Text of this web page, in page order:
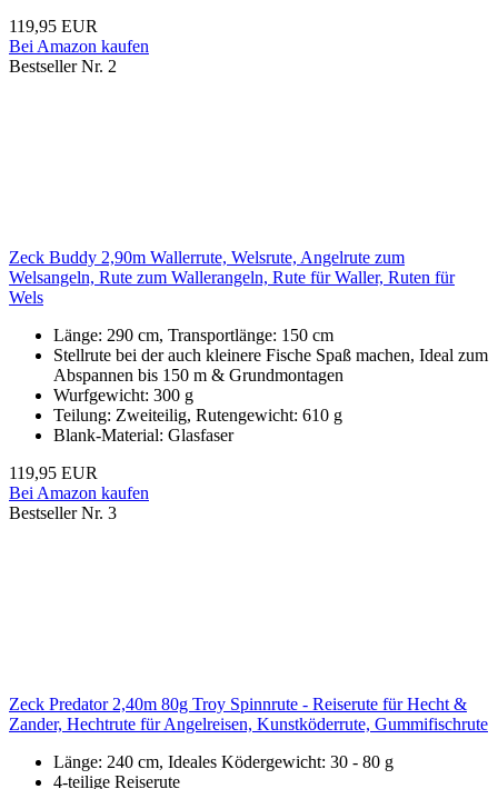
119,95 EUR
Bei Amazon kaufen
Bestseller Nr. 2
Zeck Buddy 2,90m Wallerrute, Welsrute, Angelrute zum
Welsangeln, Rute zum Wallerangeln, Rute für Waller, Ruten für
Wels
Länge: 290 cm, Transportlänge: 150 cm
Stellrute bei der auch kleinere Fische Spaß machen, Ideal zum
Abspannen bis 150 m & Grundmontagen
Wurfgewicht: 300 g
Teilung: Zweiteilig, Rutengewicht: 610 g
Blank-Material: Glasfaser
119,95 EUR
Bei Amazon kaufen
Bestseller Nr. 3
Zeck Predator 2,40m 80g Troy Spinnrute - Reiserute für Hecht &
Zander, Hechtrute für Angelreisen, Kunstköderrute, Gummifischrute
Länge: 240 cm, Ideales Ködergewicht: 30 - 80 g
4-teilige Reiserute